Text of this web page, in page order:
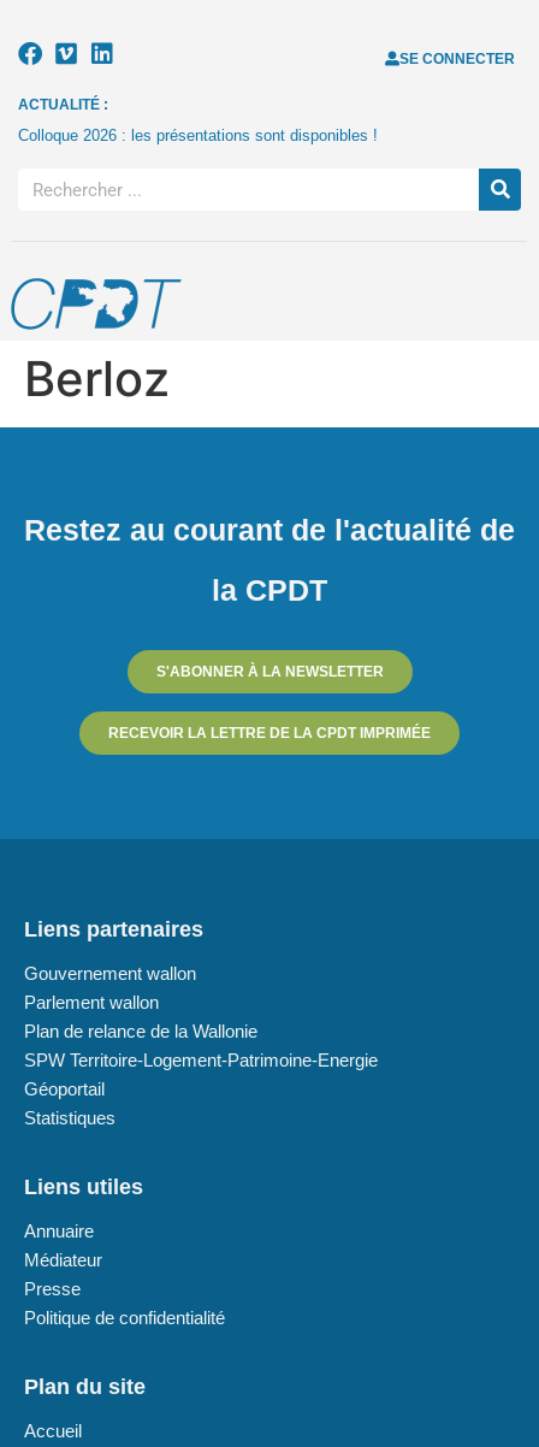
SE CONNECTER
ACTUALITÉ :
Colloque 2026 : les présentations sont disponibles !
Berloz
Restez au courant de l'actualité de
la CPDT
S'ABONNER À LA NEWSLETTER
RECEVOIR LA LETTRE DE LA CPDT IMPRIMÉE
Liens partenaires
Gouvernement wallon
Parlement wallon
Plan de relance de la Wallonie
SPW Territoire-Logement-Patrimoine-Energie
Géoportail
Statistiques
Liens utiles
Annuaire
Médiateur
Presse
Politique de confidentialité
Plan du site
Accueil